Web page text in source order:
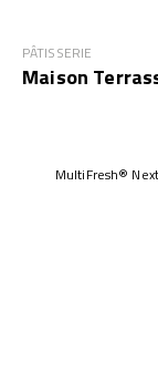
PÂTISSERIE
Maison
MultiFresh® Next